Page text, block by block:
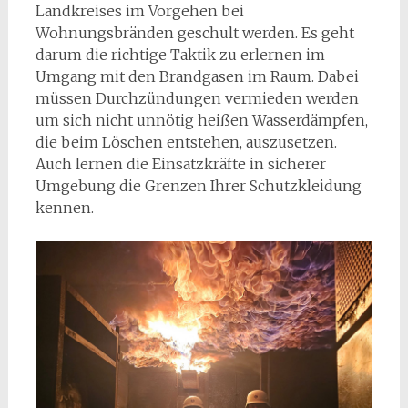
Landkreises im Vorgehen bei
Wohnungsbränden geschult werden. Es geht
darum die richtige Taktik zu erlernen im
Umgang mit den Brandgasen im Raum. Dabei
müssen Durchzündungen vermieden werden
um sich nicht unnötig heißen Wasserdämpfen,
die beim Löschen entstehen, auszusetzen.
Auch lernen die Einsatzkräfte in sicherer
Umgebung die Grenzen Ihrer Schutzkleidung
kennen.